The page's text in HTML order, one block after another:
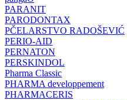
PARANIT
PARODONTAX
PČELARSTVO RADOŠEVIĆ
PERIO-AID
PERNATON
PERSKINDOL
Pharma Classic
PHARMA developpement
PHARMACERIS